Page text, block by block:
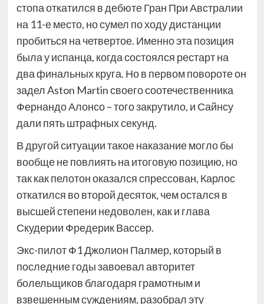
стопа откатился в дебюте Гран При Австралии
на 11-е место, но сумел по ходу дистанции
пробиться на четвертое. Именно эта позиция
была у испанца, когда состоялся рестарт на
два финальных круга. Но в первом повороте он
задел Aston Martin своего соотечественника
Фернандо Алонсо – того закрутило, и Сайнсу
дали пять штрафных секунд.
В другой ситуации такое наказание могло бы
вообще не повлиять на итоговую позицию, но
так как пелотон оказался спрессован, Карлос
откатился во второй десяток, чем остался в
высшей степени недоволен, как и глава
Скудерии Фредерик Вассер.
Экс-пилот Ф1 Джолион Палмер, который в
последние годы завоевал авторитет
болельщиков благодаря грамотным и
взвешенным суждениям, разобрал эту